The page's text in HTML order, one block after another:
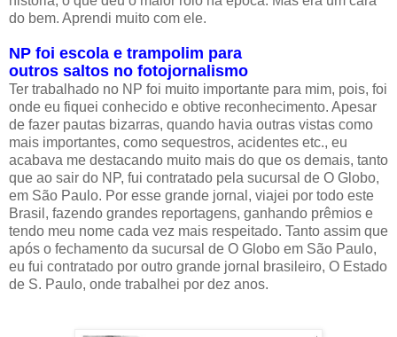
do bem. Aprendi muito com ele.
NP foi escola e trampolim para
outros saltos no fotojornalismo
Ter trabalhado no NP foi muito importante para mim, pois, foi
onde eu fiquei conhecido e obtive reconhecimento. Apesar
de fazer pautas bizarras, quando havia outras vistas como
mais importantes, como sequestros, acidentes etc., eu
acabava me destacando muito mais do que os demais, tanto
que ao sair do NP, fui contratado pela sucursal de O Globo,
em São Paulo. Por esse grande jornal, viajei por todo este
Brasil, fazendo grandes reportagens, ganhando prêmios e
tendo meu nome cada vez mais respeitado. Tanto assim que
após o fechamento da sucursal de O Globo em São Paulo,
eu fui contratado por outro grande jornal brasileiro, O Estado
de S. Paulo, onde trabalhei por dez anos.